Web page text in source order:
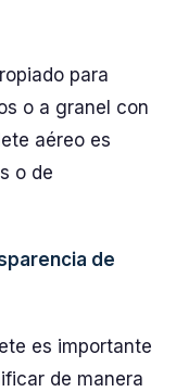
para
o a granel con
aéreo es
o de
de
es importante
de manera